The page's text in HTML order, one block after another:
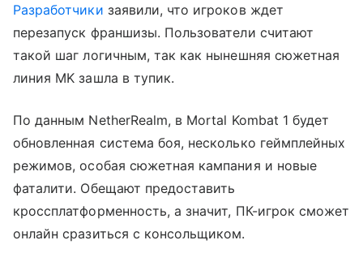
Разработчики заявили, что игроков ждет
перезапуск франшизы. Пользователи считают
такой шаг логичным, так как нынешняя сюжетная
линия MK зашла в тупик.
По данным NetherRealm, в Mortal Kombat 1 будет
обновленная система боя, несколько геймплейных
режимов, особая сюжетная кампания и новые
фаталити. Обещают предоставить
кроссплатформенность, а значит, ПК-игрок сможет
онлайн сразиться с консольщиком.